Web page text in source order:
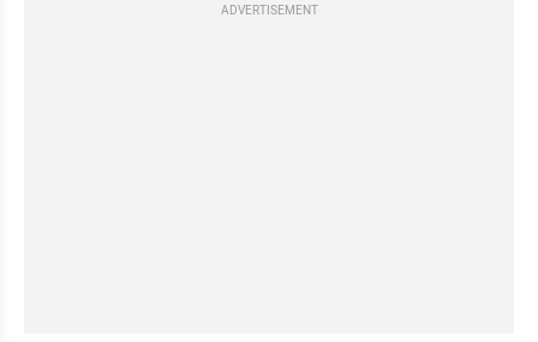
ADVERTISEMENT